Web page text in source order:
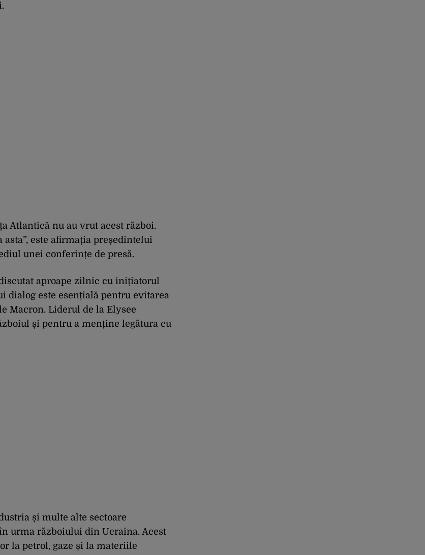
Atlantică nu au vrut acest război.
este afirmația președintelui
unei conferințe de presă.
aproape zilnic cu inițiatorul
este esențială pentru evitarea
Macron. Liderul de la Elysee
și pentru a menține legătura cu
și multe alte sectoare
urma războiului din Ucraina. Acest
la petrol, gaze și la materiile